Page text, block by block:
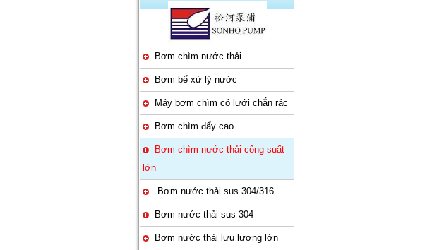
Bơm chìm nước thải
Bơm bể xử lý nước
Máy bơm chìm có lưới chắn rác
Bơm chìm đẩy cao
Bơm chìm nước thải công suất
lớn
Bơm nước thải sus 304/316
Bơm nước thải sus 304
Bơm nước thải lưu lượng lớn